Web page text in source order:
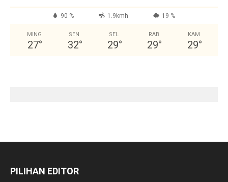
90 % 1.9kmh 19 %
MING
27°
SEN
32°
SEL
29°
RAB
29°
KAM
29°
PILIHAN EDITOR